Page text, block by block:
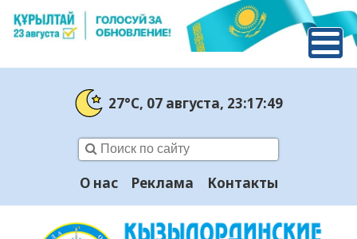
27°C, 07 августа, 23:17:49
О нас Реклама Контакты